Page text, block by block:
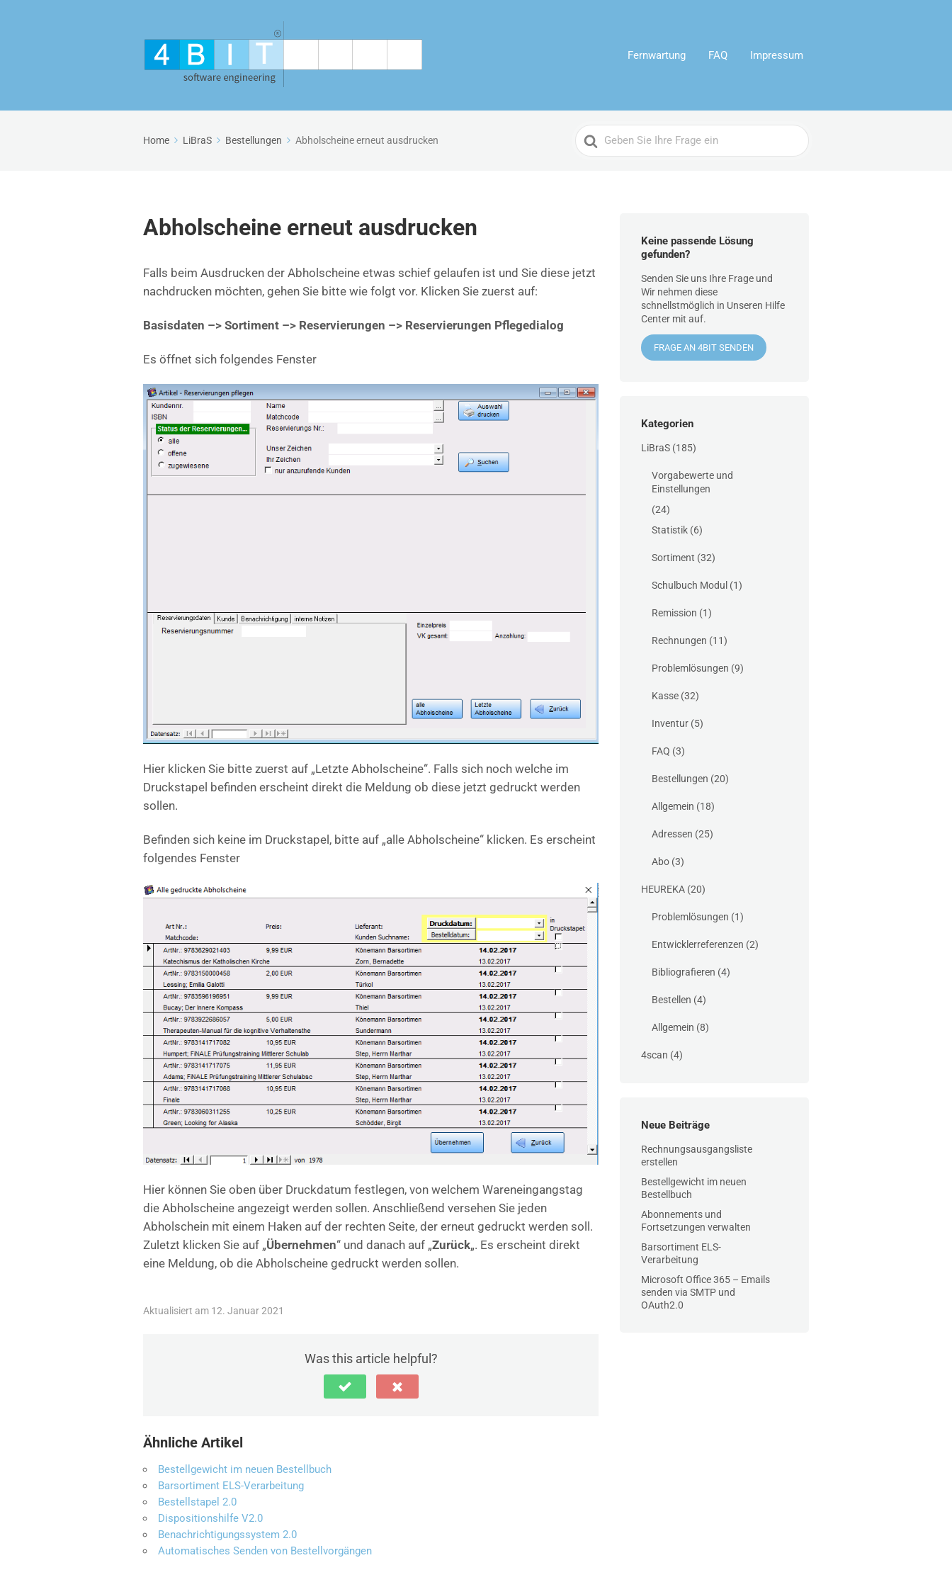
Fernwartung FAQ Impressum
Home LiBraS Bestellungen Abholscheine erneut ausdrucken
Search
For
Abholscheine erneut ausdrucken
Falls beim Ausdrucken der Abholscheine etwas schief gelaufen ist und Sie diese jetzt
nachdrucken möchten, gehen Sie bitte wie folgt vor. Klicken Sie zuerst auf:
Basisdaten –> Sortiment –> Reservierungen –> Reservierungen Pflegedialog
Es öffnet sich folgendes Fenster
Hier klicken Sie bitte zuerst auf „Letzte Abholscheine“. Falls sich noch welche im
Druckstapel befinden erscheint direkt die Meldung ob diese jetzt gedruckt werden
sollen.
Befinden sich keine im Druckstapel, bitte auf „alle Abholscheine“ klicken. Es erscheint
folgendes Fenster
Hier können Sie oben über Druckdatum festlegen, von welchem Wareneingangstag
die Abholscheine angezeigt werden sollen. Anschließend versehen Sie jeden
Abholschein mit einem Haken auf der rechten Seite, der erneut gedruckt werden soll.
Zuletzt klicken Sie auf „Übernehmen“ und danach auf „Zurück„. Es erscheint direkt
eine Meldung, ob die Abholscheine gedruckt werden sollen.
Aktualisiert am 12. Januar 2021
Was this article helpful?
Ähnliche Artikel
Bestellgewicht im neuen Bestellbuch
Barsortiment ELS-Verarbeitung
Bestellstapel 2.0
Dispositionshilfe V2.0
Benachrichtigungssystem 2.0
Automatisches Senden von Bestellvorgängen
Keine passende Lösung
gefunden?
Senden Sie uns Ihre Frage und
Wir nehmen diese
schnellstmöglich in Unseren Hilfe
Center mit auf.
FRAGE AN 4BIT SENDEN
Kategorien
LiBraS (185)
Vorgabewerte und
Einstellungen
(24)
Statistik (6)
Sortiment (32)
Schulbuch Modul (1)
Remission (1)
Rechnungen (11)
Problemlösungen (9)
Kasse (32)
Inventur (5)
FAQ (3)
Bestellungen (20)
Allgemein (18)
Adressen (25)
Abo (3)
HEUREKA (20)
Problemlösungen (1)
Entwicklerreferenzen (2)
Bibliografieren (4)
Bestellen (4)
Allgemein (8)
4scan (4)
Neue Beiträge
Rechnungsausgangsliste
erstellen
Bestellgewicht im neuen
Bestellbuch
Abonnements und
Fortsetzungen verwalten
Barsortiment ELS-
Verarbeitung
Microsoft Office 365 – Emails
senden via SMTP und
OAuth2.0